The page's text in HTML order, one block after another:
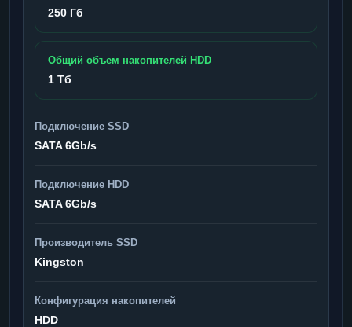
250 Гб
Общий объем накопителей HDD
1 Тб
Подключение SSD
SATA 6Gb/s
Подключение HDD
SATA 6Gb/s
Производитель SSD
Kingston
Конфигурация накопителей
HDD